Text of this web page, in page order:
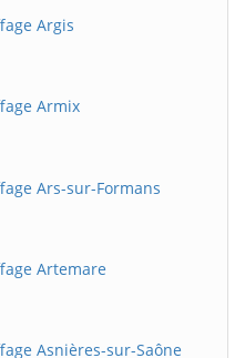
Argis
Armix
Ars-sur-Formans
Artemare
Asnières-sur-Saône